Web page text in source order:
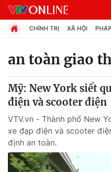
Chuyên mục
Chính trị
Xã hội
Pháp luật
CHÍNH TRỊ XÃ HỘI
an toàn giao
Mỹ: New York siết
điện và scooter điện
VTV.vn - Thành phố New
xe đạp điện và scooter
định an toàn.